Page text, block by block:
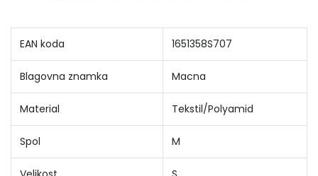
EAN koda 1651358S707
Blagovna znamka Macna
Material Tekstil/Polyamid
Spol M